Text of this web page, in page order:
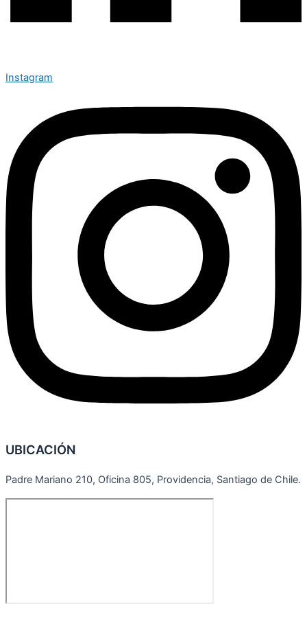
Instagram
UBICACIÓN
Padre Mariano 210, Oficina 805, Providencia, Santiago de Chile.